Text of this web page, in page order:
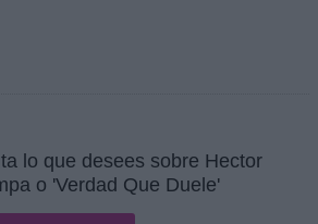
lo que desees sobre Hector
o 'Verdad Que Duele'